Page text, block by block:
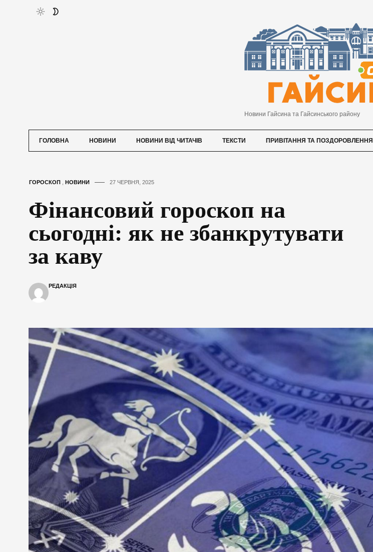
Новини Гайсина та Гайсинського району
ГОЛОВНА НОВИНИ НОВИНИ ВІД ЧИТАЧІВ ТЕКСТИ ПРИВІТАННЯ ТА ПОЗДОРОВЛЕННЯ
ГОРОСКОП НОВИНИ 27 ЧЕРВНЯ, 2025
Фінансовий гороскоп на
сьогодні: як не збанкрутувати
за каву
РЕДАКЦІЯ